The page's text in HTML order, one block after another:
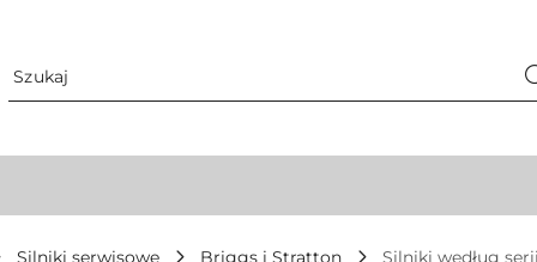
Silniki serwisowe Briggs i Stratton Silniki według